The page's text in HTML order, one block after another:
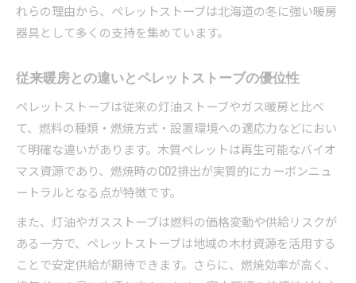
れらの理由から、ペレットストーブは北海道の冬に強い暖房
器具として多くの支持を集めています。
従来暖房との違いとペレットストーブの優位性
ペレットストーブは従来の灯油ストーブやガス暖房と比べ
て、燃料の種類・燃焼方式・設置環境への適応力などにおい
て明確な違いがあります。木質ペレットは再生可能なバイオ
マス資源であり、燃焼時のCO2排出が実質的にカーボンニュ
ートラルとなる点が特徴です。
また、灯油やガスストーブは燃料の価格変動や供給リスクが
ある一方で、ペレットストーブは地域の木材資源を活用する
ことで安定供給が期待できます。さらに、燃焼効率が高く、